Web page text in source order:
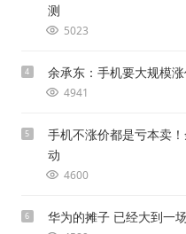
测
5023
4 余承东：手机要大规模
4941
5
手机不涨价都是亏本卖
动
4600
6 华为的摊子 已经大到一